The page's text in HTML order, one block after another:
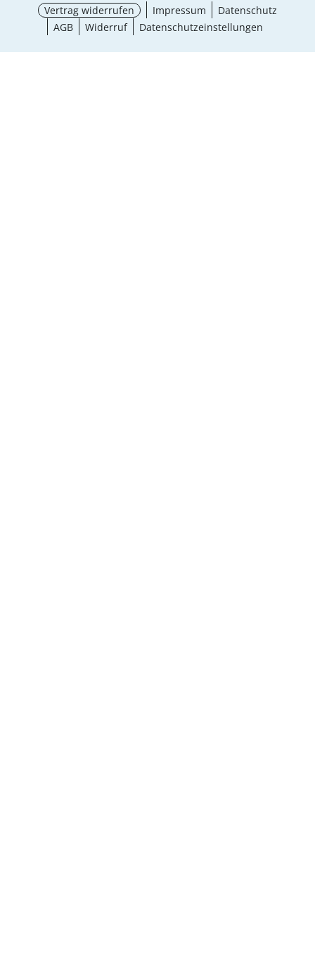
Vertrag widerrufen Impressum
Datenschutz
AGB
Widerruf Datenschutzeinstellungen